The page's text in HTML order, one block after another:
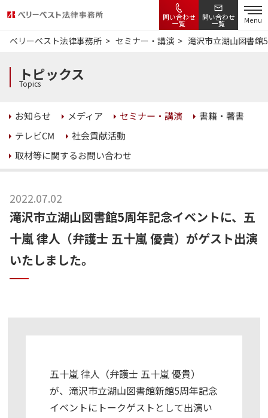
問い合わせ
一覧
問い合わせ
一覧 Menu
ベリーベスト法律事務所 セミナー・講演 滝沢市立湖山図書館
トピックス
Topics
お知らせ メディア セミナー・講演 書籍・著書
テレビCM 社会貢献活動
取材等に関するお問い合わせ
2022.07.02
滝沢市立湖山図書館5周年記念イベントに、五
十嵐 律人（弁護士 五十嵐 優貴）がゲスト出演
いたしました。
五十嵐 律人（弁護士 五十嵐 優貴）
が、滝沢市立湖山図書館新館5周年記念
イベントにトークゲストとして出演い